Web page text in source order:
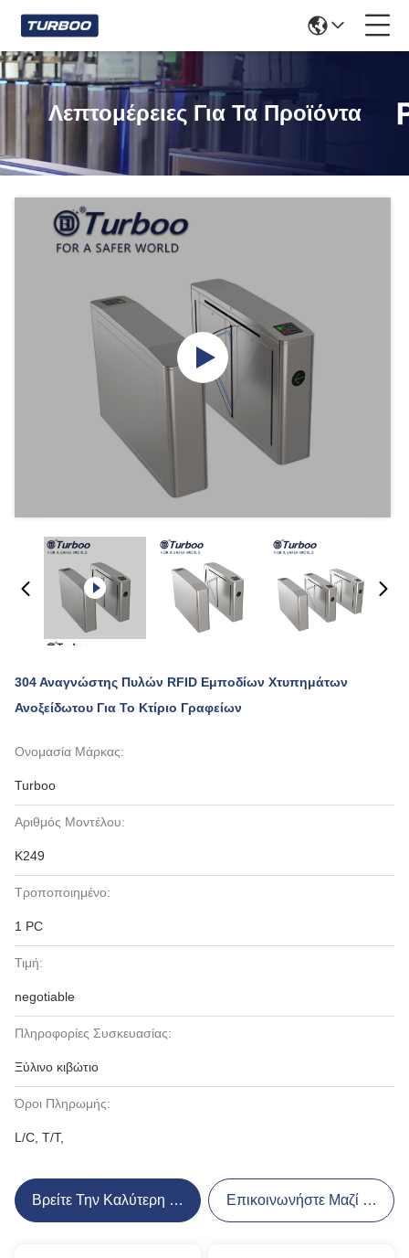
Λεπτομέρειες Για Τα Προϊόντα
304 Αναγνώστης Πυλών RFID Εμποδίων Χτυπημάτων
Ανοξείδωτου Για Το Κτίριο Γραφείων
Ονομασία Μάρκας:
Turboo
Αριθμός Μοντέλου:
K249
Τροποποιημένο:
1 PC
Τιμή:
negotiable
Πληροφορίες Συσκευασίας:
Ξύλινο κιβώτιο
Όροι Πληρωμής:
L/C, T/T,
Βρείτε Την Καλύτερη Τιμή Επικοινωνήστε Μαζί Μας